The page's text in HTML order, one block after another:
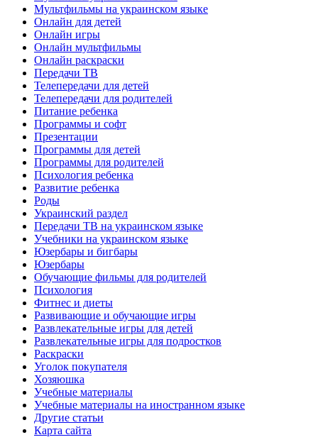
Мультфильмы на украинском языке
Онлайн для детей
Онлайн игры
Онлайн мультфильмы
Онлайн раскраски
Передачи ТВ
Телепередачи для детей
Телепередачи для родителей
Питание ребенка
Программы и софт
Презентации
Программы для детей
Программы для родителей
Психология ребенка
Развитие ребенка
Роды
Украинский раздел
Передачи ТВ на украинском языке
Учебники на украинском языке
Юзербары и бигбары
Юзербары
Обучающие фильмы для родителей
Психология
Фитнес и диеты
Развивающие и обучающие игры
Развлекательные игры для детей
Развлекательные игры для подростков
Раскраски
Уголок покупателя
Хозяюшка
Учебные материалы
Учебные материалы на иностранном языке
Другие статьи
Карта сайта